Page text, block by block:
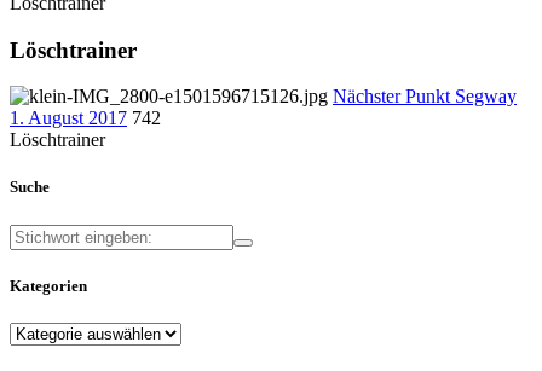
Löschtrainer
Nächster Punkt Segway
1. August 2017 742
Löschtrainer
Suche
Kategorien
Kategorien